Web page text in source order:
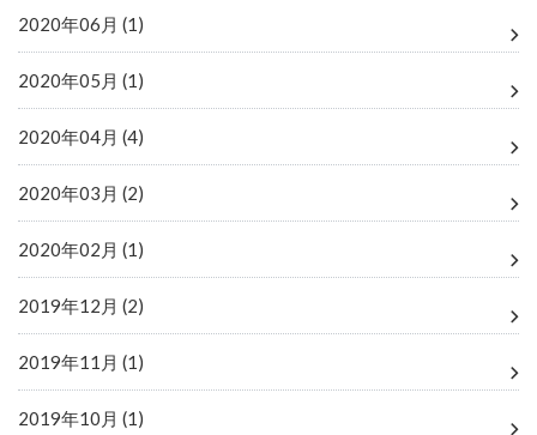
2020年06月 (1)
2020年05月 (1)
2020年04月 (4)
2020年03月 (2)
2020年02月 (1)
2019年12月 (2)
2019年11月 (1)
2019年10月 (1)